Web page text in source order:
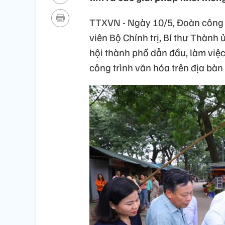
TTXVN - Ngày 10/5, Đoàn
viên Bộ Chính trị, Bí thư Thành
hội thành phố dẫn đầu, làm
công trình văn hóa trên địa bàn